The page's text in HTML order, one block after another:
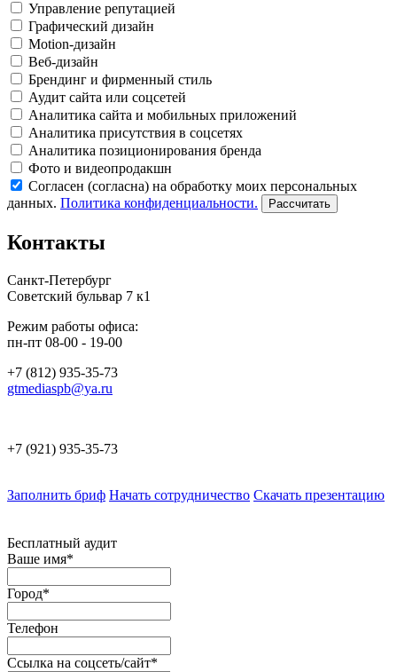
Управление репутацией
Графический дизайн
Motion-дизайн
Веб-дизайн
Брендинг и фирменный стиль
Аудит сайта или соцсетей
Аналитика сайта и мобильных приложений
Аналитика присутствия в соцсетях
Аналитика позиционирования бренда
Фото и видеопродакшн
Согласен (согласна) на обработку моих персональных
данных. Политика конфиденциальности.
Контакты
Санкт-Петербург
Советский бульвар 7 к1
Режим работы офиса:
пн-пт 08-00 - 19-00
+7 (812) 935-35-73
gtmediaspb@ya.ru
+7 (921) 935-35-73
Заполнить бриф Начать сотрудничество Скачать презентацию
Бесплатный аудит
Ваше имя*
Город*
Телефон
Ссылка на соцсеть/сайт*